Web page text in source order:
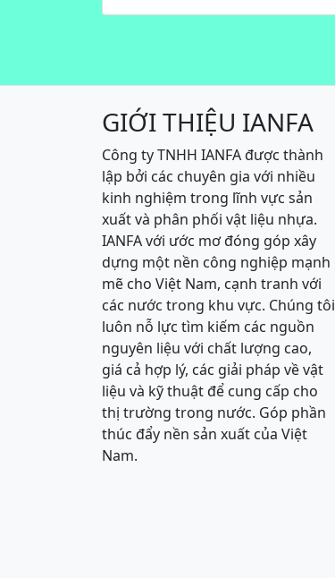
GIỚI THIỆU IANFA
Công ty TNHH IANFA được thành
lập bởi các chuyên gia với nhiều
kinh nghiệm trong lĩnh vực sản
xuất và phân phối vật liệu nhựa.
IANFA với ước mơ đóng góp xây
dựng một nền công nghiệp mạnh
mẽ cho Việt Nam, cạnh tranh với
các nước trong khu vực. Chúng tôi
luôn nỗ lực tìm kiếm các nguồn
nguyên liệu với chất lượng cao,
giá cả hợp lý, các giải pháp về vật
liệu và kỹ thuật để cung cấp cho
thị trường trong nước. Góp phần
thúc đẩy nền sản xuất của Việt
Nam.